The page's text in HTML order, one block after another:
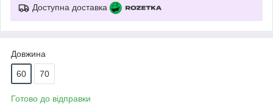
Доступна доставка
Довжина
60 70
Готово до відправки